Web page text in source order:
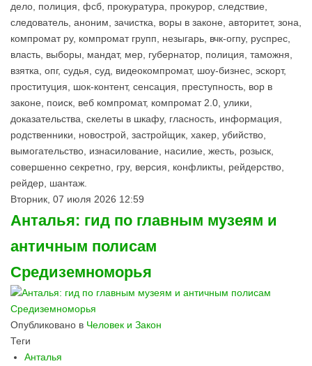
дело, полиция, фсб, прокуратура, прокурор, следствие,
следователь, аноним, зачистка, воры в законе, авторитет, зона,
компромат ру, компромат групп, незыгарь, вчк-огпу, руспрес,
власть, выборы, мандат, мер, губернатор, полиция, таможня,
взятка, опг, судья, суд, видеокомпромат, шоу-бизнес, эскорт,
проституция, шок-контент, сенсация, преступность, вор в
законе, поиск, веб компромат, компромат 2.0, улики,
доказательства, скелеты в шкафу, гласность, информация,
родственники, новострой, застройщик, хакер, убийство,
вымогательство, изнасилование, насилие, жесть, розыск,
совершенно секретно, гру, версия, конфликты, рейдерство,
рейдер, шантаж.
Вторник, 07 июля 2026 12:59
Анталья: гид по главным музеям и
античным полисам
Средиземноморья
Опубликовано в Человек и Закон
Теги
Анталья